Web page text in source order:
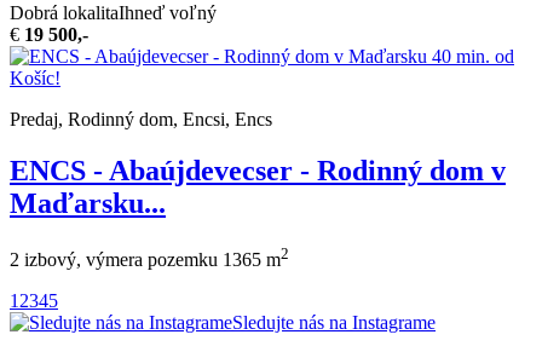
Dobrá lokalitaIhneď voľný
€ 19 500,-
Predaj, Rodinný dom, Encsi, Encs
ENCS - Abaújdevecser - Rodinný dom v
Maďarsku...
2 izbový, výmera pozemku 1365 m2
1 2345
Sledujte nás na Instagrame